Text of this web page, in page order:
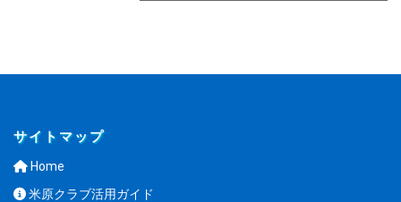
サイトマップ
Home
米原クラブ活用ガイド